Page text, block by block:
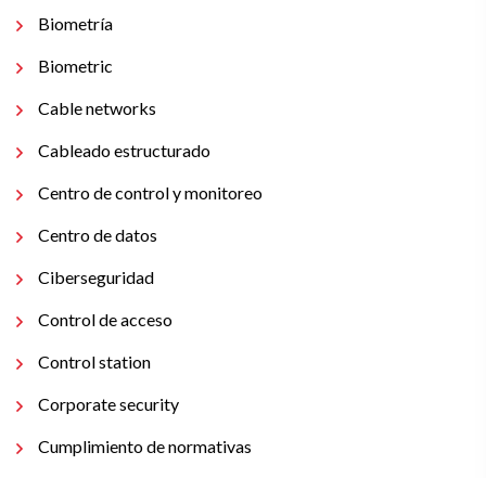
Biometría
Biometric
Cable networks
Cableado estructurado
Centro de control y monitoreo
Centro de datos
Ciberseguridad
Control de acceso
Control station
Corporate security
Cumplimiento de normativas